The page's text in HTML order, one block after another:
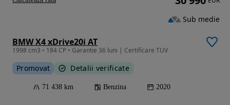
BMW X4 xDrive20i AT
1998 cm3 • 184 CP • Garantie 36 luni | Certificare TUV
Promovat Detalii verificate
71 438 km Benzina 2020
Sub medie